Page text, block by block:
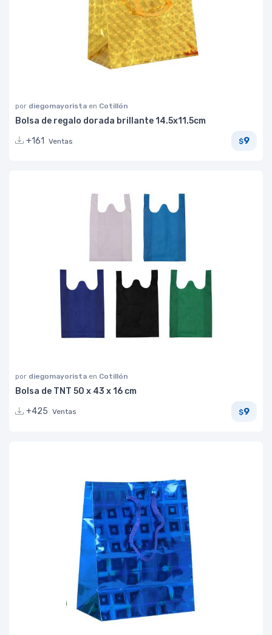
por diegomayorista en Cotillón
Bolsa de regalo dorada brillante 14.5x11.5cm
+161
Ventas $9
por diegomayorista en Cotillón
Bolsa de TNT 50 x 43 x 16 cm
+425 Ventas $9